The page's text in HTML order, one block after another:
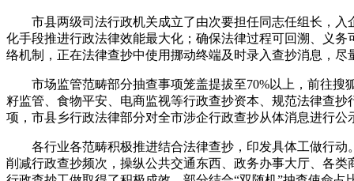
市县两级司法行政机关成立了由次要担任同志任组长，入
化手段推进行政法律效能最大化；确保法律过程可回溯、义
络机制，正在法律查抄中使用挪动终端及时录入查抄消息，尽
市场监管范畴部分抽查事项笼盖提拔至70%以上，前往搜
籽监管、食物平安、电商监视等行政查抄资本、规范法律查
项，市县乡行政法律部分对全市涉企行政查抄从体消息进行
各行业各范畴积极推进结合法律查抄，印发具体工做行动
削减行政查抄频次，操纵公共交通东西、政务办事大厅、各